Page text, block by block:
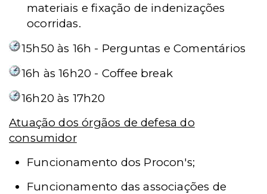
materiais e fixação de indenizações
ocorridas.
15h50 às 16h - Perguntas e Comentários
16h às 16h20 - Coffee break
16h20 às 17h20
Atuação dos órgãos de defesa do
consumidor
Funcionamento dos Procon's;
Funcionamento das associações de